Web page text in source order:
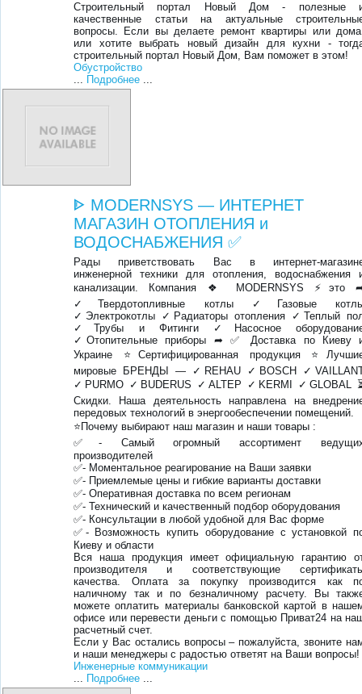
Строительный портал Новый Дом - полезные
качественные статьи на актуальные
вопросы. Если вы делаете ремонт квартиры или
или хотите выбрать новый дизайн для кухни -
строительный портал Новый Дом, Вам поможет в этом!
Обустройство
... Подробнее ...
ᐈ MODERNSYS ― ИНТЕРНЕТ
МАГАЗИН ОТОПЛЕНИЯ и
ВОДОСНАБЖЕНИЯ ✅
Рады приветствовать Вас в интернет-
инженерной техники для отопления, водоснабжения
канализации. Компания ❖ MODERNSYS ⚡это
✓Твердотопливные котлы ✓Газовые
✓Электрокотлы ✓Радиаторы отопления ✓Теплый
✓Трубы и Фитинги ✓Насосное
✓Отопительные приборы ➦ ✅ Доставка по Киеву
Украине ⭐Сертифицированная продукция
мировые БРЕНДЫ ― ✓REHAU ✓BOSCH
✓PURMO ✓BUDERUS ✓ALTEP ✓KERMI ✓GLOBAL
Скидки. Наша деятельность направлена на
передовых технологий в энергообеспечении помещений.
⭐Почему выбирают наш магазин и наши товары :
✅- Самый огромный ассортимент
производителей
✅- Моментальное реагирование на Ваши заявки
✅- Приемлемые цены и гибкие варианты доставки
✅- Оперативная доставка по всем регионам
✅- Технический и качественный подбор оборудования
✅- Консультации в любой удобной для Вас форме
✅- Возможность купить оборудование с установкой
Киеву и области
Вся наша продукция имеет официальную гарантию
производителя и соответствующие
качества. Оплата за покупку производится как
наличному так и по безналичному расчету. Вы
можете оплатить материалы банковской картой в
офисе или перевести деньги с помощью Приват24 на
расчетный счет.
Если у Вас остались вопросы – пожалуйста, звоните
и наши менеджеры с радостью ответят на Ваши вопросы!
Инженерные коммуникации
Подробнее